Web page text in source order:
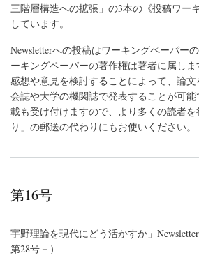
三階層構造への拡張」の3本の《投稿ワー
しています。
Newsletterへの投稿はワーキングペーパー
ーキングペーパーの著作権は著者に属し
感想や意見を検討することによって、論
会誌や大学の機関誌で発表することが可
載も受け付けますので、より多くの読者
り」の郵送の代わりにもお使いください。
第16号
宇野理論を現代にどう活かすか」
第28号－）